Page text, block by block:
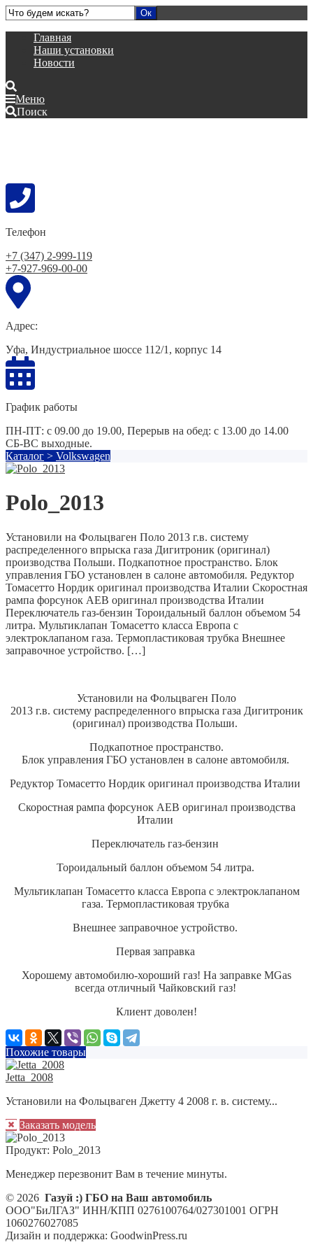
Главная
Наши установки
Новости
Меню
Поиск
Телефон
+7 (347) 2-999-119
+7-927-969-00-00
Адрес:
Уфа, Индустриальное шоссе 112/1, корпус 14
График работы
ПН-ПТ: с 09.00 до 19.00, Перерыв на обед: с 13.00 до 14.00
СБ-ВС выходные.
Каталог > Volkswagen
Polo_2013
Установили на Фольцваген Поло 2013 г.в. систему
распределенного впрыска газа Дигитроник (оригинал)
производства Польши. Подкапотное пространство. Блок
управления ГБО установлен в салоне автомобиля. Редуктор
Томасетто Нордик оригинал производства Италии Скоростная
рампа форсунок АЕВ оригинал производства Италии
Переключатель газ-бензин Тороидальный баллон объемом 54
литра. Мультиклапан Томасетто класса Европа с
электроклапаном газа. Термопластиковая трубка Внешнее
заправочное устройство. […]
Установили на Фольцваген Поло
2013 г.в. систему распределенного впрыска газа Дигитроник
(оригинал) производства Польши.
Подкапотное пространство.
Блок управления ГБО установлен в салоне автомобиля.
Редуктор Томасетто Нордик оригинал производства Италии
Скоростная рампа форсунок АЕВ оригинал производства
Италии
Переключатель газ-бензин
Тороидальный баллон объемом 54 литра.
Мультиклапан Томасетто класса Европа с электроклапаном
газа. Термопластиковая трубка
Внешнее заправочное устройство.
Первая заправка
Хорошему автомобилю-хороший газ! На заправке MGas
всегда отличный Чайковский газ!
Клиент доволен!
Похожие товары
Jetta_2008
Установили на Фольцваген Джетту 4 2008 г. в. систему...
Заказать модель
Продукт: Polo_2013
Менеджер перезвонит Вам в течение минуты.
© 2026 Газуй :) ГБО на Ваш автомобиль
ООО"БиЛГАЗ" ИНН/КПП 0276100764/027301001 ОГРН
1060276027085
Дизайн и поддержка: GoodwinPress.ru